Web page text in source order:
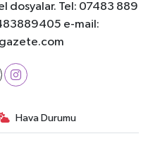
dosyalar. Tel: 07483 889
e-mail:
Hava Durumu